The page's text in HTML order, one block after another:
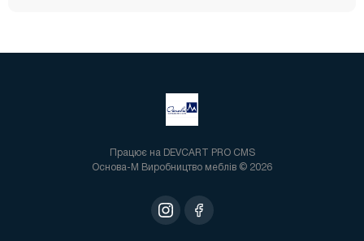
Працює на
DEVCART PRO CMS
Основа-М Виробництво меблів © 2026